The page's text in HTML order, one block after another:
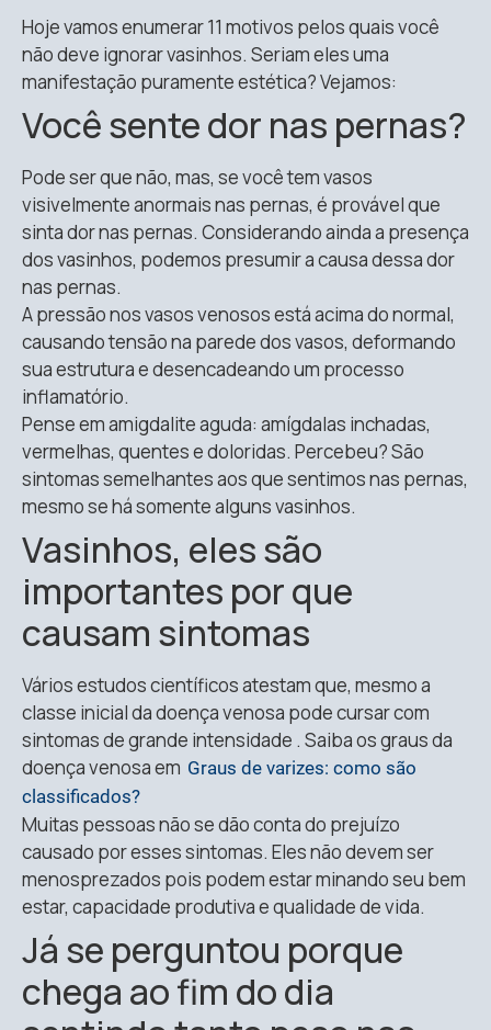
Hoje vamos enumerar 11 motivos pelos quais você
não deve ignorar vasinhos. Seriam eles uma
manifestação puramente estética? Vejamos:
Você sente dor nas pernas?
Pode ser que não, mas, se você tem vasos
visivelmente anormais nas pernas, é provável que
sinta dor nas pernas. Considerando ainda a presença
dos vasinhos, podemos presumir a causa dessa dor
nas pernas.
A pressão nos vasos venosos está acima do normal,
causando tensão na parede dos vasos, deformando
sua estrutura e desencadeando um processo
inflamatório.
Pense em amigdalite aguda: amígdalas inchadas,
vermelhas, quentes e doloridas. Percebeu? São
sintomas semelhantes aos que sentimos nas pernas,
mesmo se há somente alguns vasinhos.
Vasinhos, eles são
importantes por que
causam sintomas
Vários estudos científicos atestam que, mesmo a
classe inicial da doença venosa pode cursar com
sintomas de grande intensidade . Saiba os graus da
doença venosa em Graus de varizes: como são
classificados?
Muitas pessoas não se dão conta do prejuízo
causado por esses sintomas. Eles não devem ser
menosprezados pois podem estar minando seu bem
estar, capacidade produtiva e qualidade de vida.
Já se perguntou porque
chega ao fim do dia